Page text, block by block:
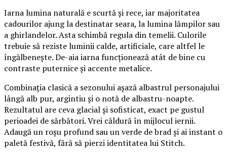
Iarna lumina naturală e scurtă și rece, iar majoritatea
cadourilor ajung la destinatar seara, la lumina lămpilor sau
a ghirlandelor. Asta schimbă regula din temelii. Culorile
trebuie să reziste luminii calde, artificiale, care altfel le
îngălbenește. De-aia iarna funcționează atât de bine cu
contraste puternice și accente metalice.
Combinația clasică a sezonului așază albastrul personajului
lângă alb pur, argintiu și o notă de albastru-noapte.
Rezultatul are ceva glacial și sofisticat, exact pe gustul
perioadei de sărbători. Vrei căldură în mijlocul iernii.
Adaugă un roșu profund sau un verde de brad și ai instant o
paletă festivă, fără să pierzi identitatea lui Stitch.